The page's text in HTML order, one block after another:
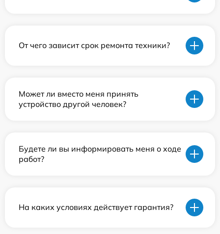
От чего зависит срок ремонта техники?
Может ли вместо меня принять
устройство другой человек?
Будете ли вы информировать меня о ходе
работ?
На каких условиях действует гарантия?